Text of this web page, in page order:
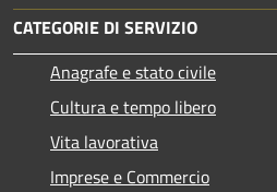
CATEGORIE DI SERVIZIO
Anagrafe e stato civile
Cultura e tempo libero
Vita lavorativa
Imprese e Commercio